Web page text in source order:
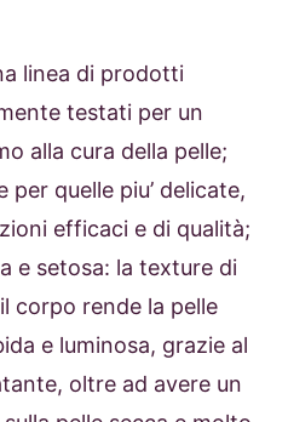
linea di prodotti
testati per un
alla cura della pelle;
quelle piu’ delicate,
efficaci e di qualità;
e setosa: la texture di
corpo rende la pelle
e luminosa, grazie al
oltre ad avere un